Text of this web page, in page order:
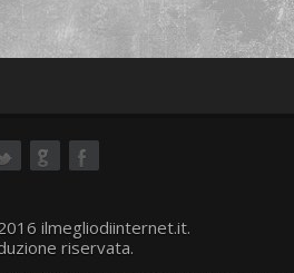
ilmegliodiinternet.it.
riservata.